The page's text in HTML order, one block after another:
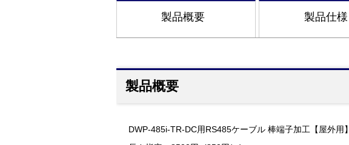
製品概要 製品仕様
製品概要
DWP-485i-TR-DC用RS485ケーブル 棒端子加工【屋外用】